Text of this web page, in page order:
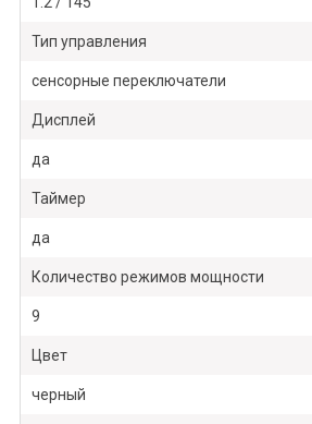
Тип управления
сенсорные переключатели
Дисплей
да
Таймер
да
Количество режимов мощности
9
Цвет
черный